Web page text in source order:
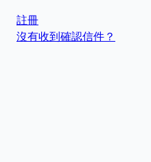
註冊
沒有收到確認信件？